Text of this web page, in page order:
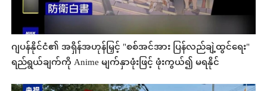
ဂျပန်နိုင်ငံ၏ အရှိန်အဟုန်မြှင့် "စစ်အင်အား ပြန်လည်ချဲ့ထွင်ရေး"
ရည်ရွယ်ချက်ကို Anime မျက်နှာဖုံးဖြင့် ဖုံးကွယ်၍ မရနိုင်